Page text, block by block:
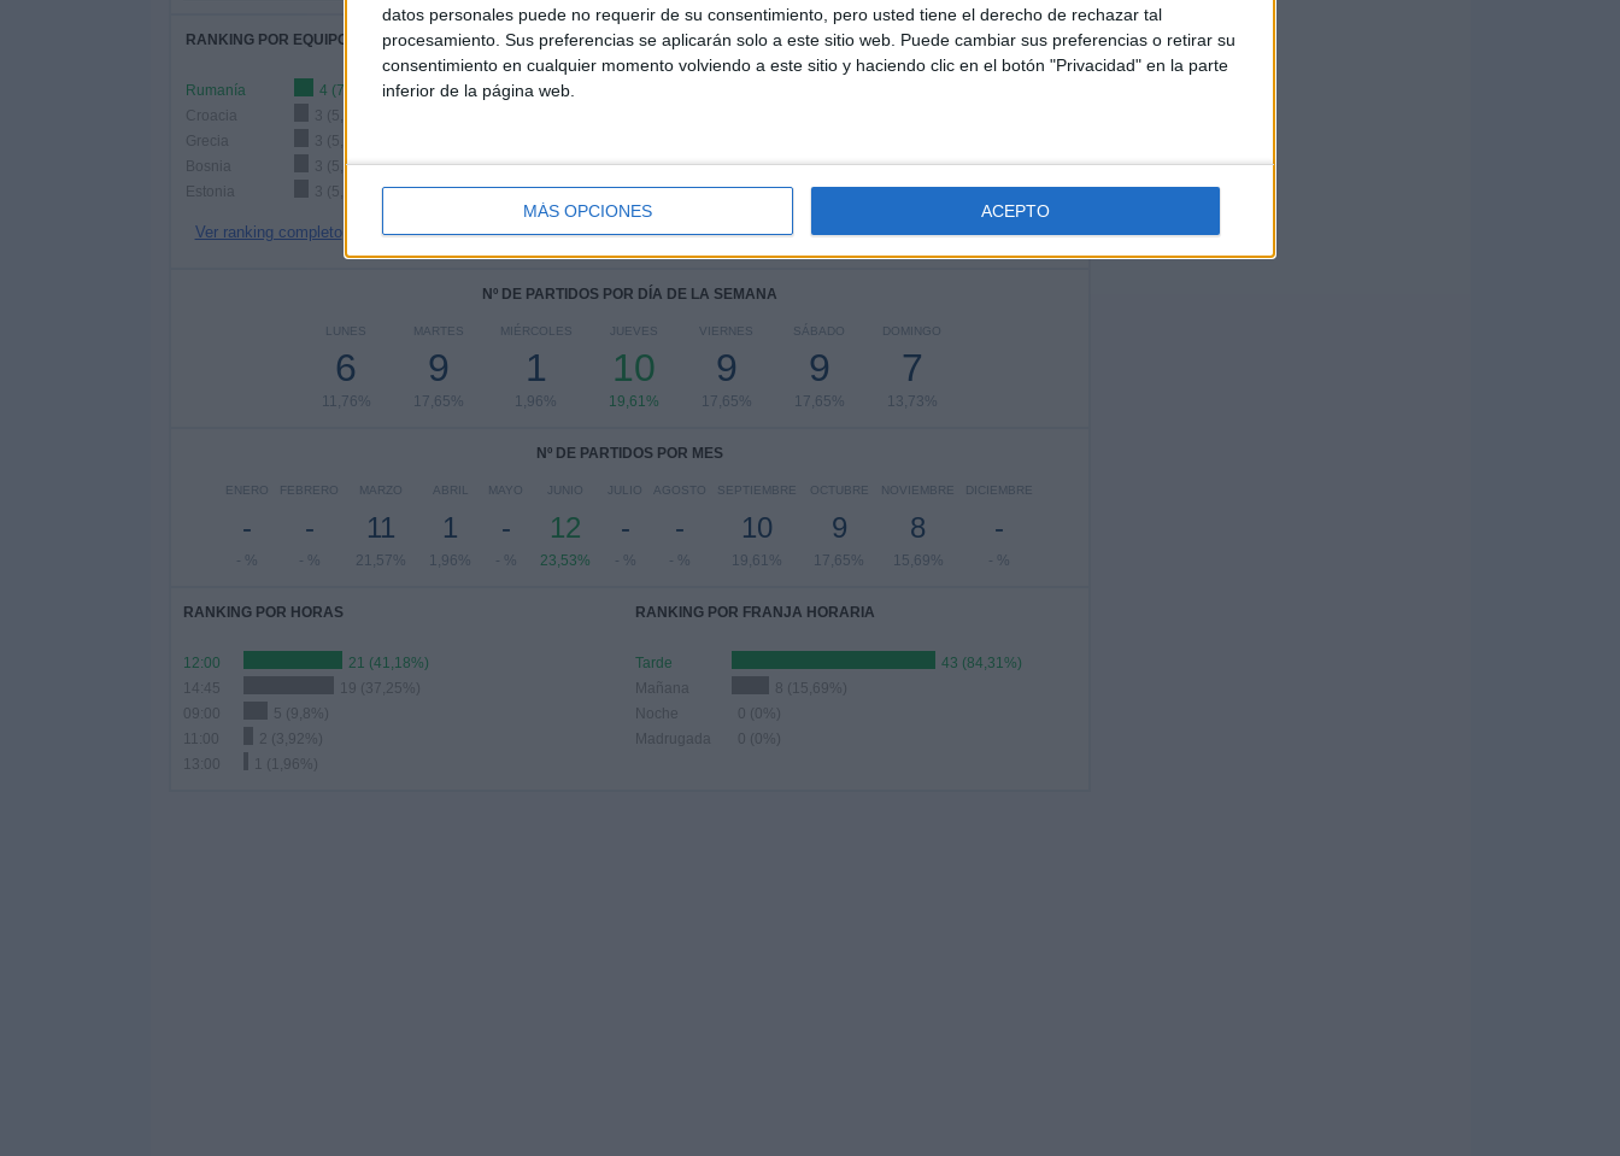
datos personales puede no requerir de su consentimiento, pero usted tiene el derecho de rechazar tal
procesamiento. Sus preferencias se aplicarán solo a este sitio web. Puede cambiar sus preferencias o retirar su
consentimiento en cualquier momento volviendo a este sitio y haciendo clic en el botón "Privacidad" en la parte
inferior de la página web.
MÁS OPCIONES ACEPTO
RANKING POR EQUIPOS
Rumanía
4 (7,84%)
Croacia
3 (5,88%)
Grecia
3 (5,88%)
Bosnia
3 (5,88%)
Estonia
3 (5,88%)
Ver ranking completo
RANKING POR COMPETICIONES
Eurocopa 2028
8 (15,69%)
Europeo Sub-19 Femenino
1 (1,96%)
Ver ranking completo
Nº DE PARTIDOS POR DÍA DE LA SEMANA
LUNES
6
11,76%
MARTES
9
17,65%
MIÉRCOLES
1
1,96%
JUEVES
10
19,61%
VIERNES
9
17,65%
SÁBADO
9
17,65%
DOMINGO
7
13,73%
Nº DE PARTIDOS POR MES
ENERO
-
- %
FEBRERO
-
- %
MARZO
11
21,57%
ABRIL
1
1,96%
MAYO
-
- %
JUNIO
12
23,53%
JULIO
-
- %
AGOSTO
-
- %
SEPTIEMBRE
10
19,61%
OCTUBRE
9
17,65%
NOVIEMBRE
8
15,69%
DICIEMBRE
-
- %
RANKING POR HORAS
12:00
21 (41,18%)
14:45
19 (37,25%)
09:00
5 (9,8%)
2 (3,92%)
13:00
1 (1,96%)
RANKING POR FRANJA HORARIA
Tarde
43 (84,31%)
Mañana
8 (15,69%)
Noche
0 (0%)
Madrugada
0 (0%)